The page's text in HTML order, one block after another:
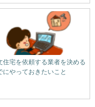
住宅を依頼する業者を決める
にやっておきたいこと